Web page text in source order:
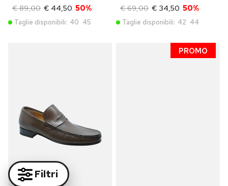
€ 89,00 € 44,50 50%
Taglie disponibili: 40 45
€ 69,00 € 34,50 50%
Taglie disponibili: 42 44
PROMO
Filtri